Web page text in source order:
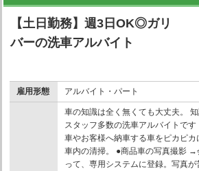
【土日勤務】週3日OK◎ガリ
バーの洗車アルバイト
雇用形態 アルバイト・パート
車の知識は全く無くても大丈夫。
スタッフ多数の洗車アルバイトで
車やお客様へ納車する車をピカピカ
車内の清掃。 ●商品車の写真撮影
って、専用システムに登録。写真